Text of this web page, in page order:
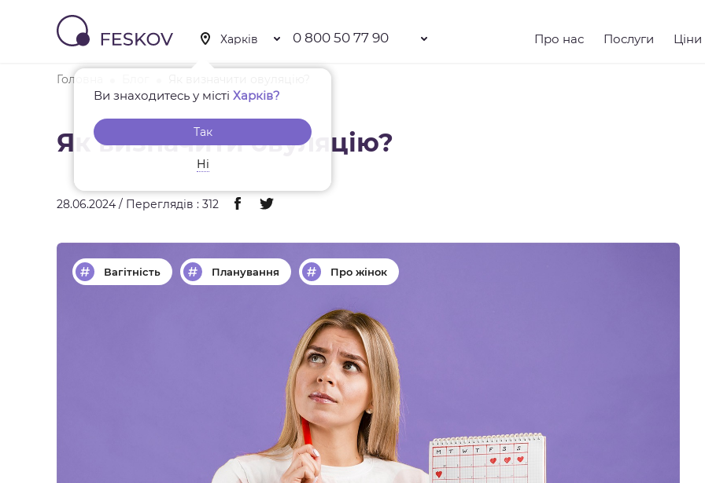
Ви знаходитесь у містіХарків?
Так
Ні
0 800 50 77 90 Про нас Послуги Ціни
Головна
Як визначити овуляцію?
28.06.2024 / Переглядів : 312
Вагітність Планування Про жінок